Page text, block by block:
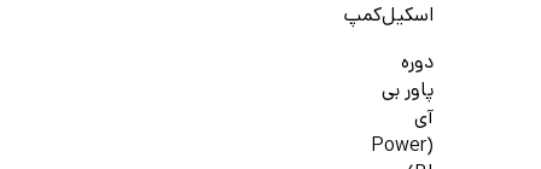
اسکیل‌کمپ
دوره
پاور بی
آی
(Power